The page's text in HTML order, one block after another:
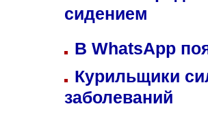
сидением
В WhatsApp
Курильщики
заболеваний